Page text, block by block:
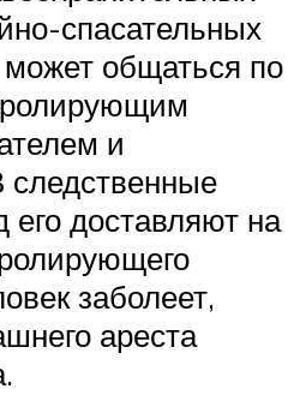
спасательных
общаться по
и
следственные
его доставляют на
заболеет,
ареста